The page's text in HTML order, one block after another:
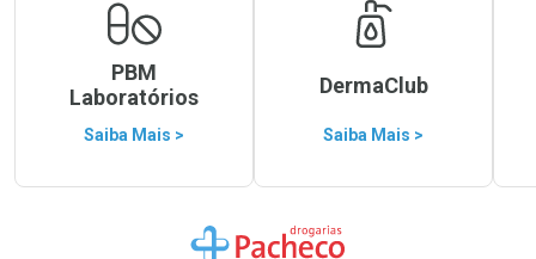
PBM
Laboratórios
Saiba Mais >
DermaClub
Saiba Mais >
Ir para a Home